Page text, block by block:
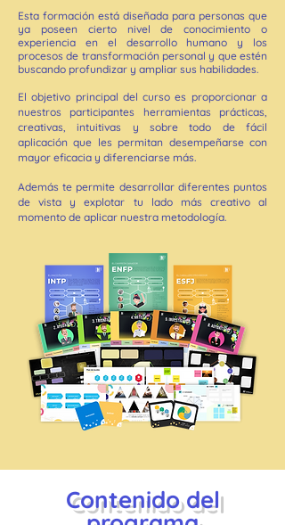
Esta formación está diseñada para personas que
ya poseen cierto nivel de conocimiento o
experiencia en el desarrollo humano y los
procesos de transformación personal y que estén
buscando profundizar y ampliar sus habilidades.
El objetivo principal del curso es proporcionar a
nuestros participantes herramientas prácticas,
creativas, intuitivas y sobre todo de fácil
aplicación que les permitan desempeñarse con
mayor eficacia y diferenciarse más.
Además te permite desarrollar diferentes puntos
de vista y explotar tu lado más creativo al
momento de aplicar nuestra metodología.
Contenido del